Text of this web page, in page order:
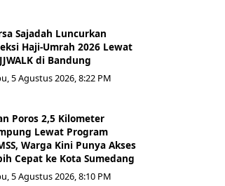
Sajadah Luncurkan
Haji-Umrah 2026 Lewat
di Bandung
5 Agustus 2026, 8:22 PM
Poros 2,5 Kilometer
Lewat Program
Warga Kini Punya Akses
Cepat ke Kota Sumedang
5 Agustus 2026, 8:10 PM